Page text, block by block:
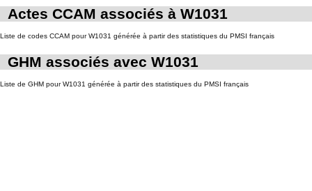
Actes CCAM associés à W1031
Liste de codes CCAM pour W1031 générée à partir des statistiques du PMSI français
GHM associés avec W1031
Liste de GHM pour W1031 générée à partir des statistiques du PMSI français